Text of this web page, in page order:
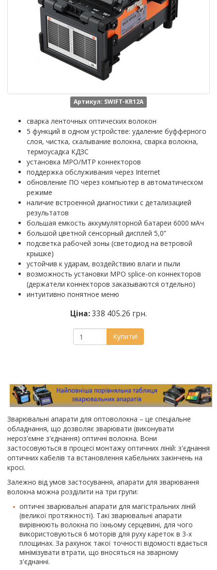
Артикул: SWIFT-KR12A
сварка ленточных оптических волокон
5 функций в одном устройстве: удаление буфферного
слоя, чистка, скалывание волокна, сварка волокна,
термоусадка КДЗС
установка MPO/MTP коннекторов
поддержка обслуживания через Internet
обновление ПО через компьютер в автоматическом
режиме
наличие встроенной диагностики с детализацией
результатов
большая емкость аккумуляторной батареи 6000 мАч
большой цветной сенсорный дисплей 5,0”
подсветка рабочей зоны (светодиод на ветровой
крышке)
устойчив к ударам, воздействию влаги и пыли
возможность установки MPO splice-on коннекторов
(держатели коннекторов заказываются отдельно)
интуитивно понятное меню
Ціна:338 405.26 грн.
Купити!
Зварювальні апарати для оптоволокна – це спеціальне
обладнання, що дозволяє зварювати (виконувати
нероз'ємне з'єднання) оптичні волокна. Вони
застосовуються в процесі монтажу оптичних ліній: з'єднання
оптичних кабелів та встановлення кабельних закінчень на
кросі.
Залежно від умов застосування, апарати для зварювання
волокна можна розділити на три групи:
оптичні зварювальні апарати для магістральних ліній
(великої протяжності). Такі зварювальні апарати
вирівнюють волокна по їхньому серцевині, для чого
використовуються 6 моторів для руху кареток в 3-х
площинах. За рахунок такої точності відомості вдається
мінімізувати втрати, що вносяться на зварному
з'єднанні.